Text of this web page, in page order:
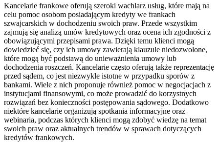
Kancelarie frankowe oferują szeroki wachlarz usług, które mają na
celu pomoc osobom posiadającym kredyty we frankach
szwajcarskich w dochodzeniu swoich praw. Przede wszystkim
zajmują się analizą umów kredytowych oraz ocena ich zgodności z
obowiązującymi przepisami prawa. Dzięki temu klienci mogą
dowiedzieć się, czy ich umowy zawierają klauzule niedozwolone,
które mogą być podstawą do unieważnienia umowy lub
dochodzenia roszczeń. Kancelarie często oferują także reprezentację
przed sądem, co jest niezwykle istotne w przypadku sporów z
bankami. Wiele z nich proponuje również pomoc w negocjacjach z
instytucjami finansowymi, co może prowadzić do korzystnych
rozwiązań bez konieczności postępowania sądowego. Dodatkowo
niektóre kancelarie organizują spotkania informacyjne oraz
webinaria, podczas których klienci mogą zdobyć wiedzę na temat
swoich praw oraz aktualnych trendów w sprawach dotyczących
kredytów frankowych.